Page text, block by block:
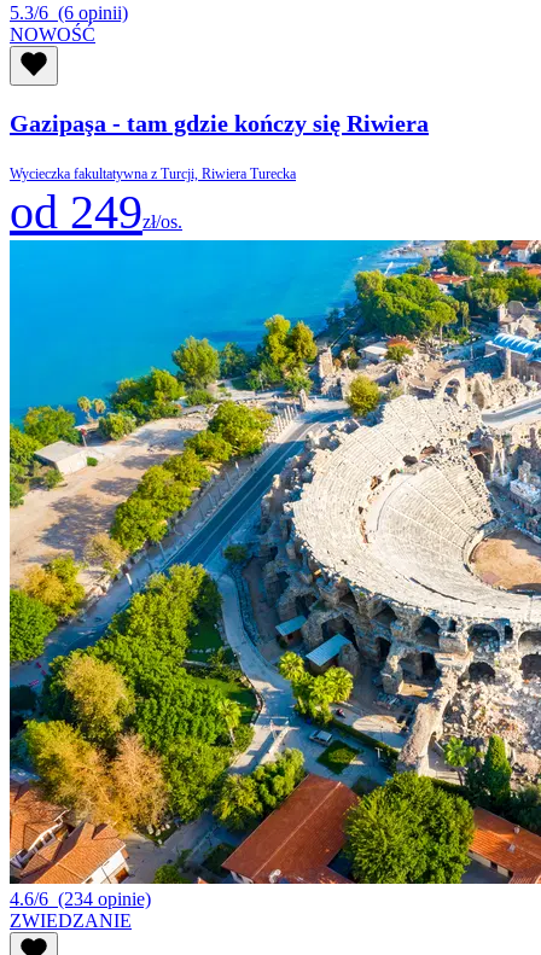
5.3/6 (6 opinii)
NOWOŚĆ
Gazipaşa - tam gdzie kończy się Riwiera
Wycieczka fakultatywna z Turcji, Riwiera Turecka
od 249zł/os.
4.6/6 (234 opinie)
ZWIEDZANIE